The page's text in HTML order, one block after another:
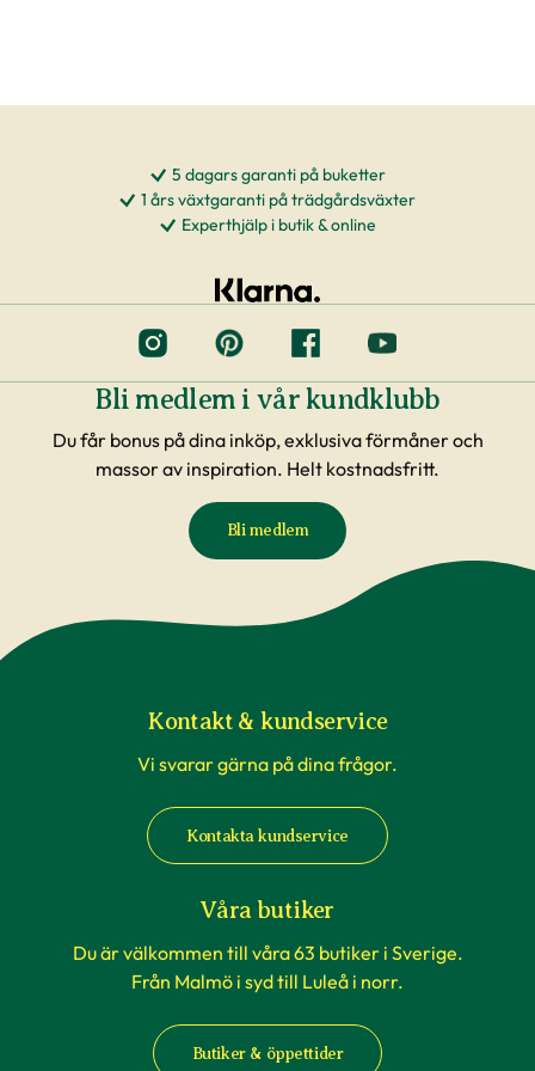
Lycka till med dina nya växter
Vi hoppas självklart att dina nya växter ska
oss är det viktigt att du lyckas med dina växter
och därför erbjuder vi massa bra hjälp. Vi har
ett forum här på webben som heterFråga
Experten, där du kan söka bland frågor som
andra kunder har haft – sannolikheten är stor
att du hittar svar där. Vår hemsida erbjuder
även massor med artiklar som kan ge
5 dagars garanti på buketter
1 års växtgaranti på trädgårdsväxter
Experthjälp i butik & online
Bli medlem i vår kundklubb
Du får bonus på dina inköp, exklusiva förmåner och
massor av inspiration. Helt kostnadsfritt.
Bli medlem
Kontakt & kundservice
Vi svarar gärna på dina frågor.
Kontakta kundservice
Våra butiker
Du är välkommen till våra 63 butiker i Sverige.
Från Malmö i syd till Luleå i norr.
Butiker & öppettider